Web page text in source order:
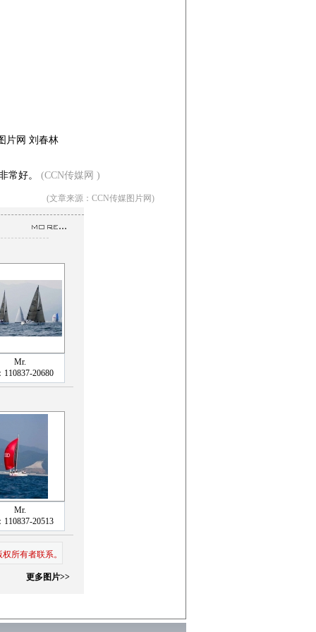
片网 刘春林
常好。 (CCN传媒网 )
(文章来源：CCN传媒图片网)
Mr.
110837-20680
Mr.
110837-20513
所有者联系。
更多图片>>